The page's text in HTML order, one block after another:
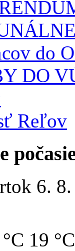
do
DO
Reľov
6.
19 °C